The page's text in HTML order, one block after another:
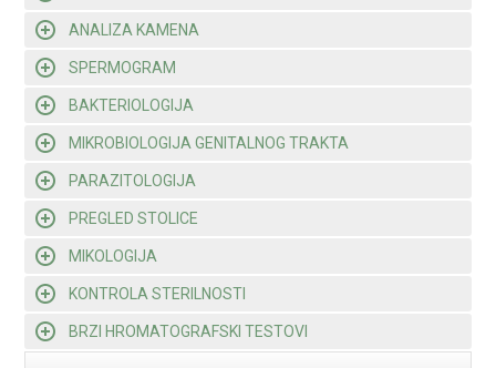
ANALIZA KAMENA
SPERMOGRAM
BAKTERIOLOGIJA
MIKROBIOLOGIJA GENITALNOG TRAKTA
PARAZITOLOGIJA
PREGLED STOLICE
MIKOLOGIJA
KONTROLA STERILNOSTI
BRZI HROMATOGRAFSKI TESTOVI